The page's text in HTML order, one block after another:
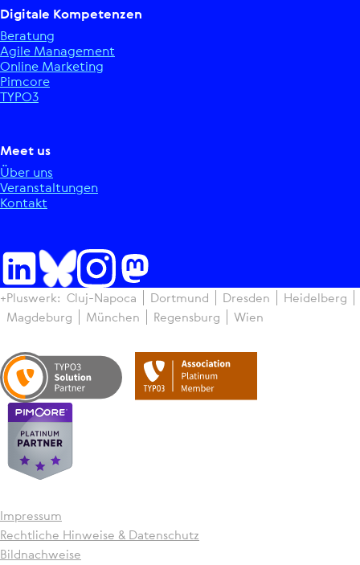
Digitale Kom­pe­ten­zen
Beratung
Agile Manage­ment
Online Marketing
Pimcore
TYPO3
Meet us
Über uns
Ver­an­stal­tun­gen
Kontakt
+Pluswerk: Cluj-Napoca Dortmund Dresden
Hei­del­berg
Magdeburg
München Regens­burg Wien
Impressum
Recht­li­che Hinweise & Daten­schutz
Bildnachweise